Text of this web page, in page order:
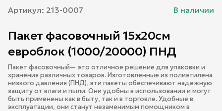
Артикул: 213-0007 В наличии
Пакет фасовочный 15х20см
евроблок (1000/20000) ПНД
Пакет фасовочный— это отличное решение для упаковки и
хранения различных товаров. Изготовленные из полиэтилена
низкого давления (ПНД), эти пакеты обеспечивают надежную
защиту от влаги и пыли. Они удобны в использовании и могут
быть применены как в быту, так и в торговле. Удобные в
эксплуатации, они станут незаменимым помощником в